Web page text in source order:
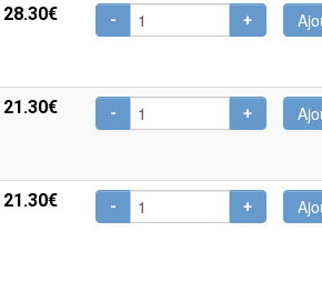
28.30‎€ - +
21.30‎€ - +
21.30‎€ - +